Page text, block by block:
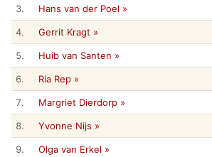
3. Hans van der Poel »
4. Gerrit Kragt »
5. Huib van Santen »
6. Ria Rep »
7. Margriet Dierdorp »
8. Yvonne Nijs »
9. Olga van Erkel »